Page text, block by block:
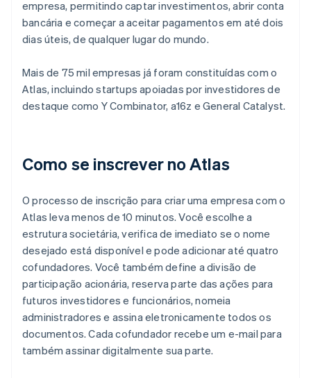
empresa, permitindo captar investimentos, abrir conta
bancária e começar a aceitar pagamentos em até dois
dias úteis, de qualquer lugar do mundo.
Mais de 75 mil empresas já foram constituídas com o
Atlas, incluindo startups apoiadas por investidores de
destaque como Y Combinator, a16z e General Catalyst.
Como se inscrever no Atlas
O processo de inscrição para criar uma empresa com o
Atlas leva menos de 10 minutos. Você escolhe a
estrutura societária, verifica de imediato se o nome
desejado está disponível e pode adicionar até quatro
cofundadores. Você também define a divisão de
participação acionária, reserva parte das ações para
futuros investidores e funcionários, nomeia
administradores e assina eletronicamente todos os
documentos. Cada cofundador recebe um e-mail para
também assinar digitalmente sua parte.